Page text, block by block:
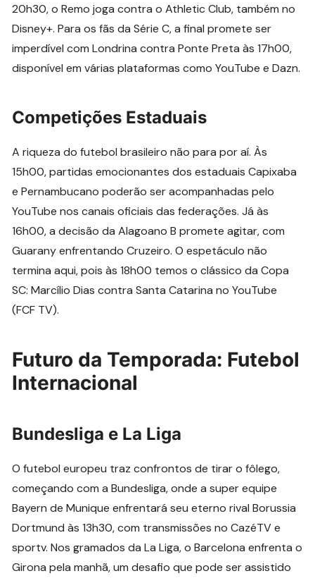
20h30, o Remo joga contra o Athletic Club, também no
Disney+. Para os fãs da Série C, a final promete ser
imperdível com Londrina contra Ponte Preta às 17h00,
disponível em várias plataformas como YouTube e Dazn.
Competições Estaduais
A riqueza do futebol brasileiro não para por aí. Às
15h00, partidas emocionantes dos estaduais Capixaba
e Pernambucano poderão ser acompanhadas pelo
YouTube nos canais oficiais das federações. Já às
16h00, a decisão da Alagoano B promete agitar, com
Guarany enfrentando Cruzeiro. O espetáculo não
termina aqui, pois às 18h00 temos o clássico da Copa
SC: Marcílio Dias contra Santa Catarina no YouTube
(FCF TV).
Futuro da Temporada: Futebol
Internacional
Bundesliga e La Liga
O futebol europeu traz confrontos de tirar o fôlego,
começando com a Bundesliga, onde a super equipe
Bayern de Munique enfrentará seu eterno rival Borussia
Dortmund às 13h30, com transmissões no CazéTV e
sportv. Nos gramados da La Liga, o Barcelona enfrenta o
Girona pela manhã, um desafio que pode ser assistido